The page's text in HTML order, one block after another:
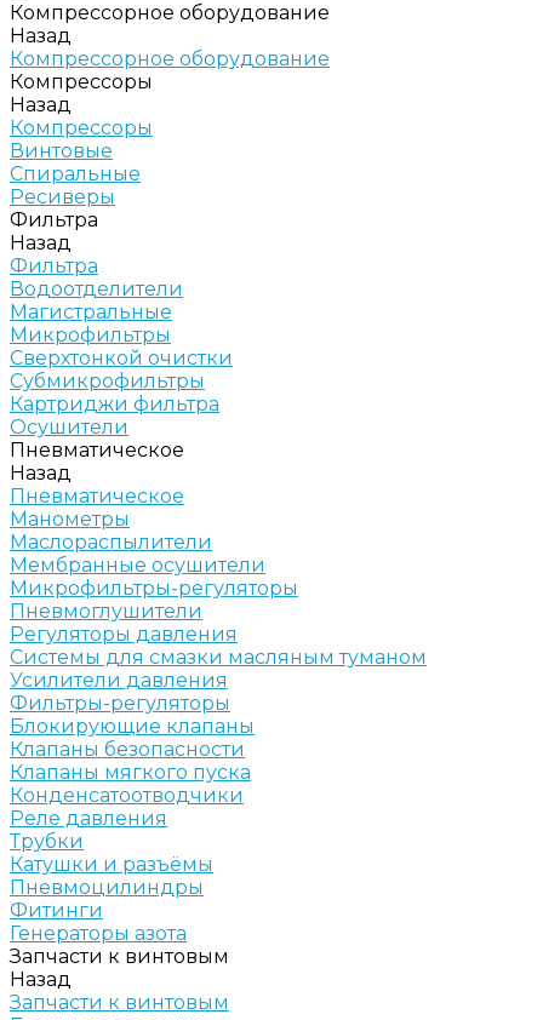
Компрессорное оборудование
Назад
Компрессорное оборудование
Компрессоры
Назад
Компрессоры
Винтовые
Спиральные
Ресиверы
Фильтра
Назад
Фильтра
Водоотделители
Магистральные
Микрофильтры
Сверхтонкой очистки
Субмикрофильтры
Картриджи фильтра
Осушители
Пневматическое
Назад
Пневматическое
Манометры
Маслораспылители
Мембранные осушители
Микрофильтры-регуляторы
Пневмоглушители
Регуляторы давления
Системы для смазки масляным туманом
Усилители давления
Фильтры-регуляторы
Блокирующие клапаны
Клапаны безопасности
Клапаны мягкого пуска
Конденсатоотводчики
Реле давления
Трубки
Катушки и разъёмы
Пневмоцилиндры
Фитинги
Генераторы азота
Запчасти к винтовым
Назад
Запчасти к винтовым